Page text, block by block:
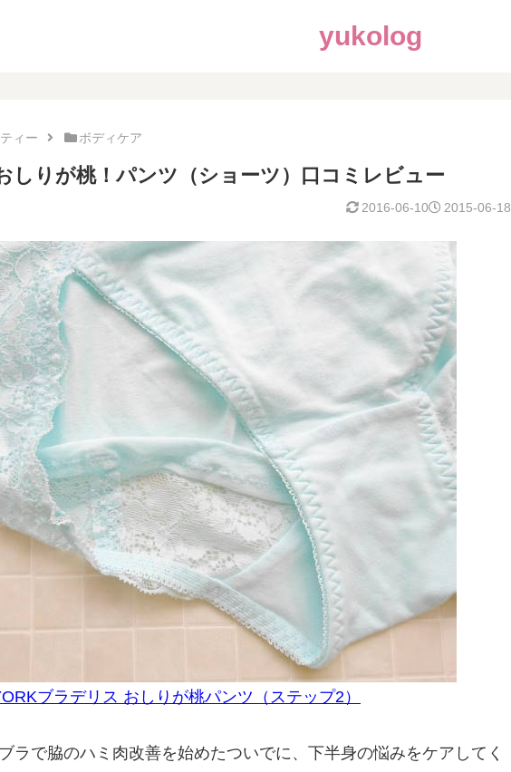
yukolog
ィー ボディケア
しりが桃！パンツ（ショーツ）口コミレビュー
2015-06-18
2016-06-10
ブラデリス おしりが桃パンツ（ステップ2）
ラで脇のハミ肉改善を始めたついでに、下半身の悩みをケアしてく